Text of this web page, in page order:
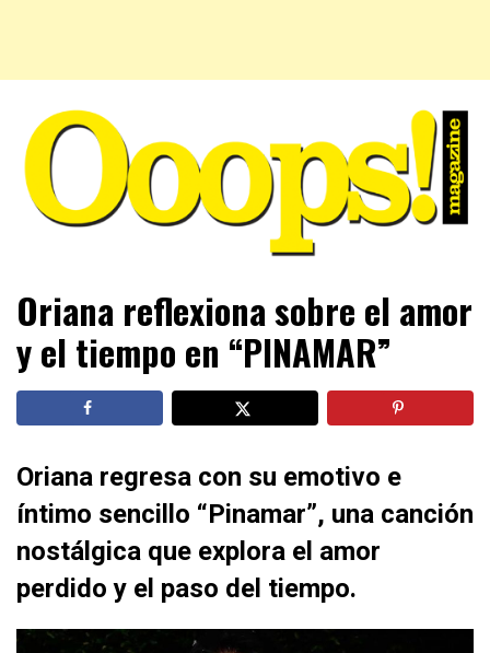
Ooops! Magazine
al tanto de las celebridades que sigues, todo a tu alcance
en un mismo lugar. Grupo Leferas™
Oriana reflexiona sobre el amor
y el tiempo en “PINAMAR”
Oriana regresa con su emotivo e
íntimo sencillo “Pinamar”, una canción
nostálgica que explora el amor
perdido y el paso del tiempo.